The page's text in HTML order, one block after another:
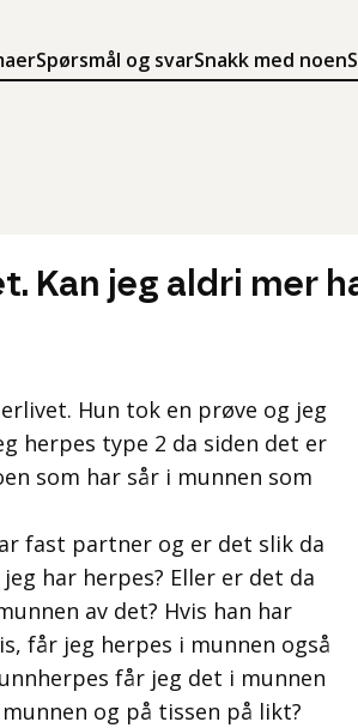
Spørsmål og svarSnakk med noen
Kan jeg aldri mer
Hun tok en prøve og jeg
herpes type 2 da siden det er
som har sår i munnen som
fast partner og er det slik da
har herpes? Eller er det da
av det? Hvis han har
får jeg herpes i munnen også
får jeg det i munnen
og på tissen på likt?